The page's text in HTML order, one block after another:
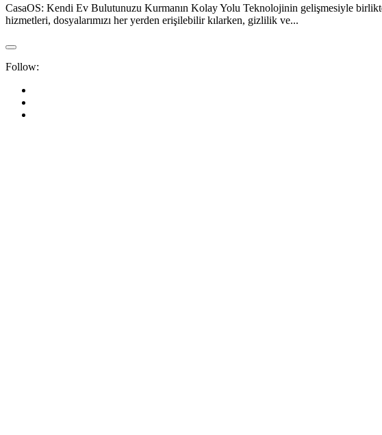
CasaOS: Kendi Ev Bulutunuzu Kurmanın Kolay Yolu Teknolojinin gelişmesiyle
hizmetleri, dosyalarımızı her yerden erişilebilir kılarken, gizlilik ve...
Follow: